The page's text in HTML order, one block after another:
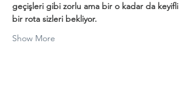
geçişleri gibi zorlu ama bir o kadar da keyifli
bir rota sizleri bekliyor.
Show More